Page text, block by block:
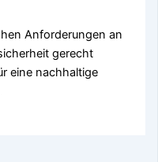
Anforderungen an
gerecht
eine nachhaltige